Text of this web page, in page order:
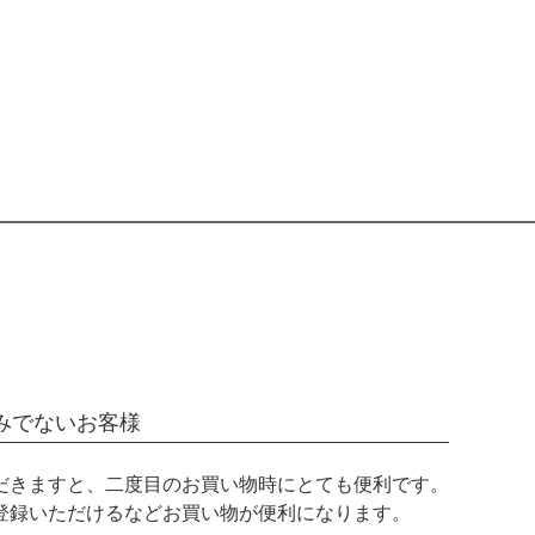
でないお客様
ますと、二度目のお買い物時にとても便利です。
いただけるなどお買い物が便利になります。